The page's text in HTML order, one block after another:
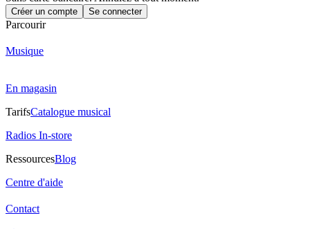
Créer un compte Se connecter
Parcourir
Musique
En magasin
TarifsCatalogue musical
Radios In-store
RessourcesBlog
Centre d'aide
Contact